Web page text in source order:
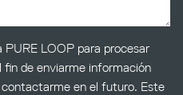
LOOP para procesar
fin de enviarme información
en el futuro. Este